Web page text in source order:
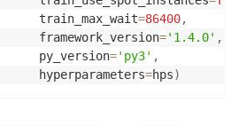
train_max_wait
=86400,
framework_version
='1.4.0' ,
py_version
='py3' ,
hyperparameters
=hps)